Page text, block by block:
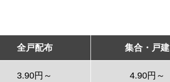
全戸配布 集合・戸建
3.90円～ 4.90円～